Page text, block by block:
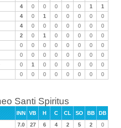
4 0 0 0 0 0 1
1
4 0 1 0 0 0 0
0
4 0 0 0 0 0 0
0
2 0 1 0 0 0 0
0
0 0 0 0 0 0 0
0
0 0 0 0 0 0 0
0
0 1 0 0 0 0 0
0
0 0 0 0 0 0 0 0
Santi Spiritus
INN VB H C CL SO BB
DB
7.0 27 6 4 2 5 2
0